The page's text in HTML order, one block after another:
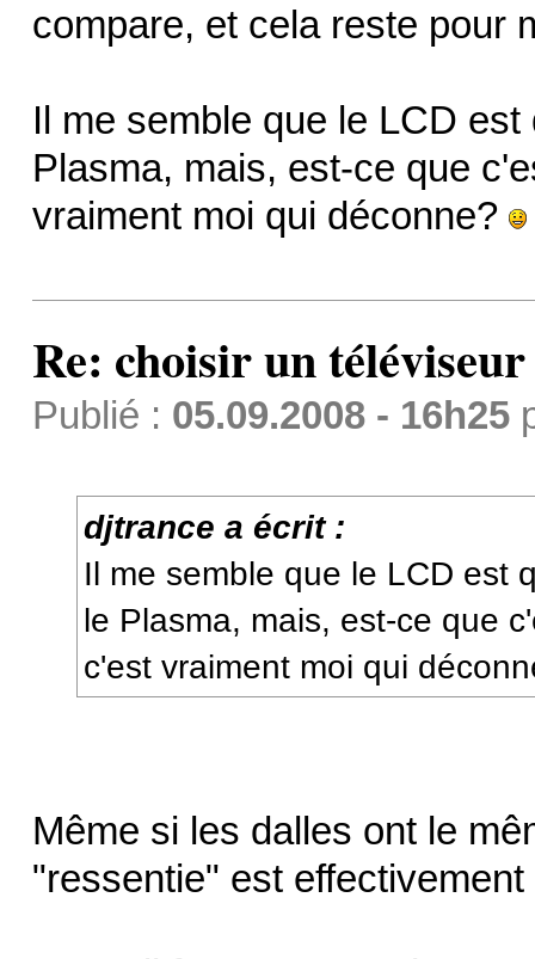
compare, et cela reste pour
Il me semble que le LCD
Plasma, mais, est-ce que
vraiment moi qui déconne?
Re: choisir un téléviseur
Publié : 05.09.2008 - 16h25
djtrance a écrit :
Il me semble que le LCD est
le Plasma, mais, est-ce que
c'est vraiment moi qui
Même si les dalles ont le
"ressentie" est